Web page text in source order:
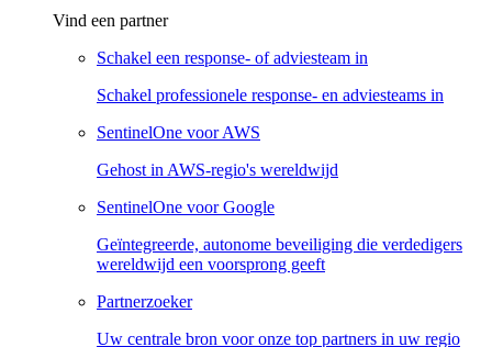
Vind een partner
Schakel een response- of adviesteam in
Schakel professionele response- en adviesteams in
SentinelOne voor AWS
Gehost in AWS-regio's wereldwijd
SentinelOne voor Google
Geïntegreerde, autonome beveiliging die verdedigers
wereldwijd een voorsprong geeft
Partnerzoeker
Uw centrale bron voor onze top partners in uw regio